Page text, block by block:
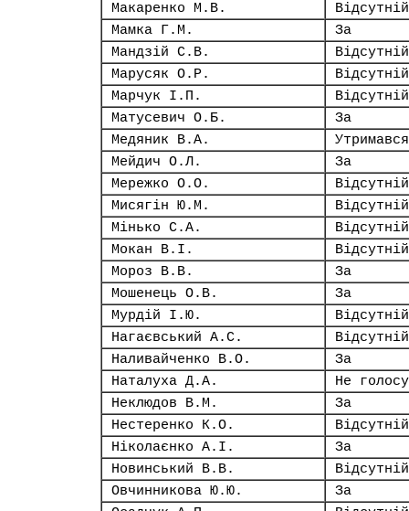
Макаренко М.В.
Відсутній
Мамка Г.М.
За
Мандзій С.В.
Відсутній
Марусяк О.Р.
Відсутній
Марчук І.П.
Відсутній
Матусевич О.Б.
За
Медяник В.А.
Утримався
Мейдич О.Л.
За
Мережко О.О.
Відсутній
Мисягін Ю.М.
Відсутній
Мінько С.А.
Відсутній
Мокан В.І.
Відсутній
Мороз В.В.
За
Мошенець О.В.
За
Мурдій І.Ю.
Відсутній
Нагаєвський А.С.
Відсутній
Наливайченко В.О.
За
Наталуха Д.А.
Не
Неклюдов В.М.
За
Нестеренко К.О.
Відсутній
Ніколаєнко А.І.
За
Новинський В.В.
Відсутній
Овчинникова Ю.Ю.
За